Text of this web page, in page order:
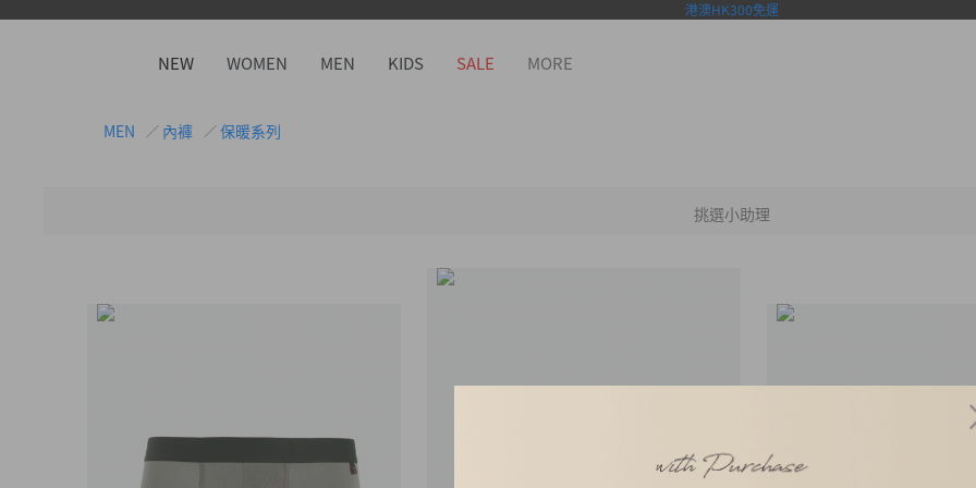
港澳HK300免運
NEW WOMEN MEN KIDS SALE MORE
MEN 內褲 保暖系列
挑選小助理